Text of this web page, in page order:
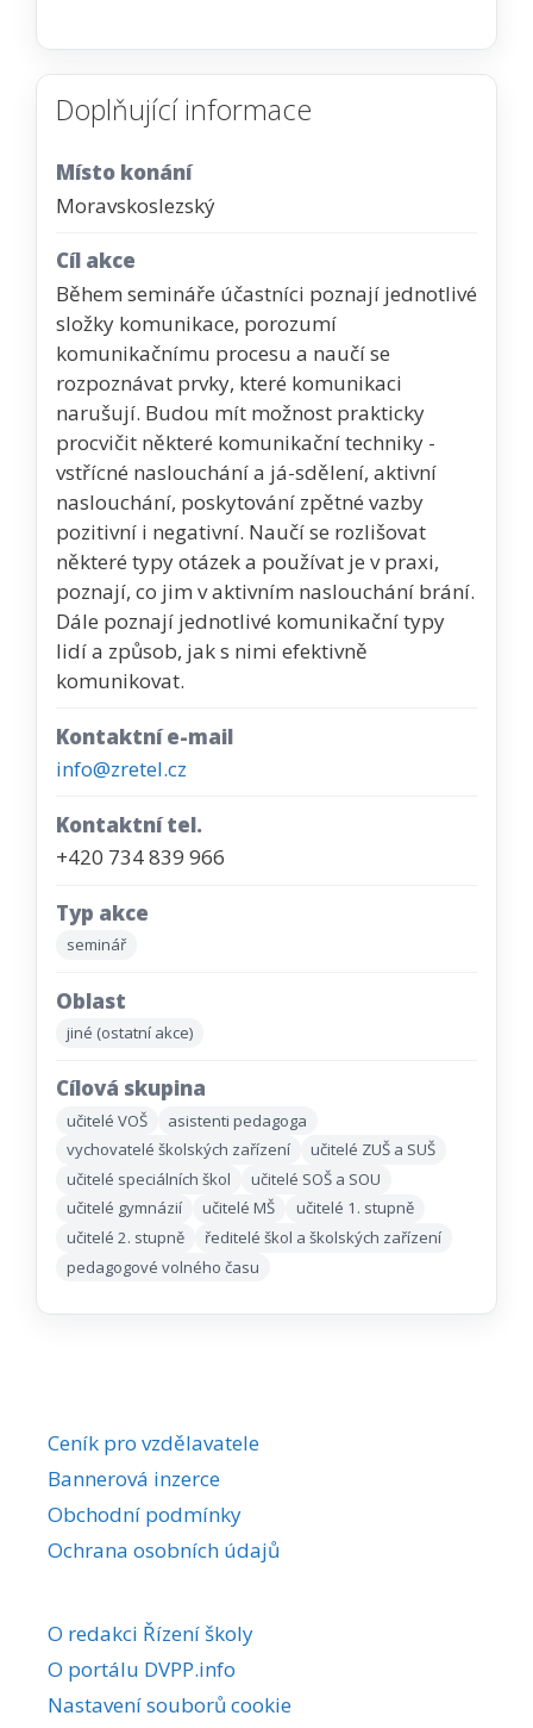
Doplňující informace
Místo konání
Moravskoslezský
Cíl akce
Během semináře účastníci poznají jednotlivé
složky komunikace, porozumí
komunikačnímu procesu a naučí se
rozpoznávat prvky, které komunikaci
narušují. Budou mít možnost prakticky
procvičit některé komunikační techniky -
vstřícné naslouchání a já-sdělení, aktivní
naslouchání, poskytování zpětné vazby
pozitivní i negativní. Naučí se rozlišovat
některé typy otázek a používat je v praxi,
poznají, co jim v aktivním naslouchání brání.
Dále poznají jednotlivé komunikační typy
lidí a způsob, jak s nimi efektivně
komunikovat.
Kontaktní e-mail
info@zretel.cz
Kontaktní tel.
+420 734 839 966
Typ akce
seminář
Oblast
jiné (ostatní akce)
Cílová skupina
učitelé VOŠ
asistenti pedagoga
vychovatelé školských zařízení
učitelé ZUŠ a SUŠ
učitelé speciálních škol
učitelé SOŠ a SOU
učitelé gymnázií
učitelé MŠ
učitelé 1. stupně
učitelé 2. stupně
ředitelé škol a školských zařízení
pedagogové volného času
Ceník pro vzdělavatele
Bannerová inzerce
Obchodní podmínky
Ochrana osobních údajů
O redakci Řízení školy
O portálu DVPP.info
Nastavení souborů cookie